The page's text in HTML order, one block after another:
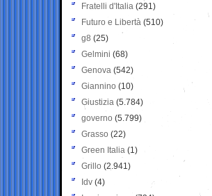
Fratelli d'Italia (291)
Futuro e Libertà (510)
g8 (25)
Gelmini (68)
Genova (542)
Giannino (10)
Giustizia (5.784)
governo (5.799)
Grasso (22)
Green Italia (1)
Grillo (2.941)
Idv (4)